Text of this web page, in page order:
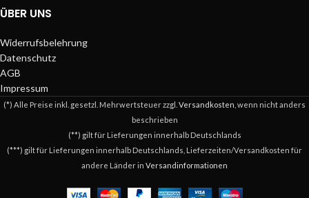
ÜBER UNS
Widerrufsbelehrung
Datenschutz
AGB
Impressum
(*) Alle Preise inkl. gesetzl. Mehrwertsteuer zzgl. Versandkosten , wenn nicht anders
beschrieben
(**) gilt für Lieferungen innerhalb Deutschlands
(***) gilt für Lieferungen innerhalb Deutschlands, Lieferzeiten/Versandkosten für
andere Länder in Versandinformationen